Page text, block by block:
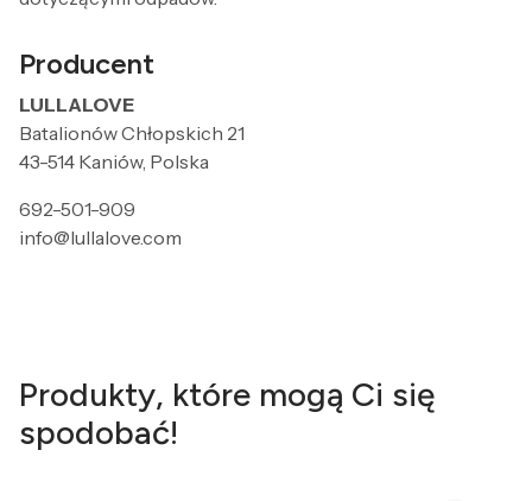
Producent
LULLALOVE
Batalionów Chłopskich 21
43-514 Kaniów, Polska
692-501-909
info@lullalove.com
Produkty, które mogą Ci się
spodobać!